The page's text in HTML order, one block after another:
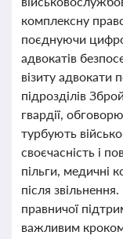
комплексну
поєднуючи
адвокатів
візиту адвокати
підрозділів
гвардії,
турбують
своєчасність і
пільги, медичні
після
правничої
важливим кроком